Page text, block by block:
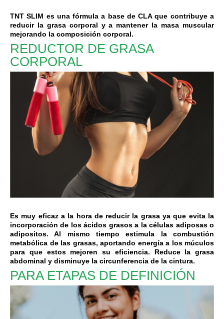
TNT SLIM es una fórmula a base de CLA que contribuye a
reducir la grasa corporal y a mantener la masa muscular
mejorando la composición corporal.
REDUCTOR DE GRASA
CORPORAL
Es muy eficaz a la hora de reducir la grasa ya que evita la
incorporación de los ácidos grasos a la células adiposas o
adipositos. Al mismo tiempo estimula la combustión
metabólica de las grasas, aportando energía a los múculos
para que estos mejoren su eficiencia. Reduce la grasa
abdominal y disminuye la circunferencia de la cintura.
PARA ETAPAS DE DEFINICIÓN